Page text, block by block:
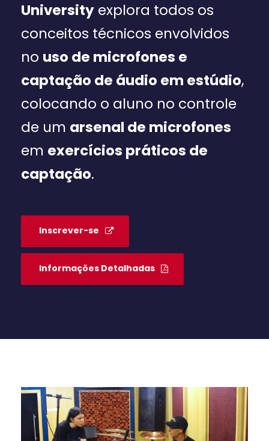
University explora todos os
conceitos técnicos envolvidos
no uso de microfones e
captação de áudio em estúdio,
colocando o aluno no controle
de um arsenal de microfones
em exercícios práticos de
captação.
Inscrever-se
Informações Detalhadas